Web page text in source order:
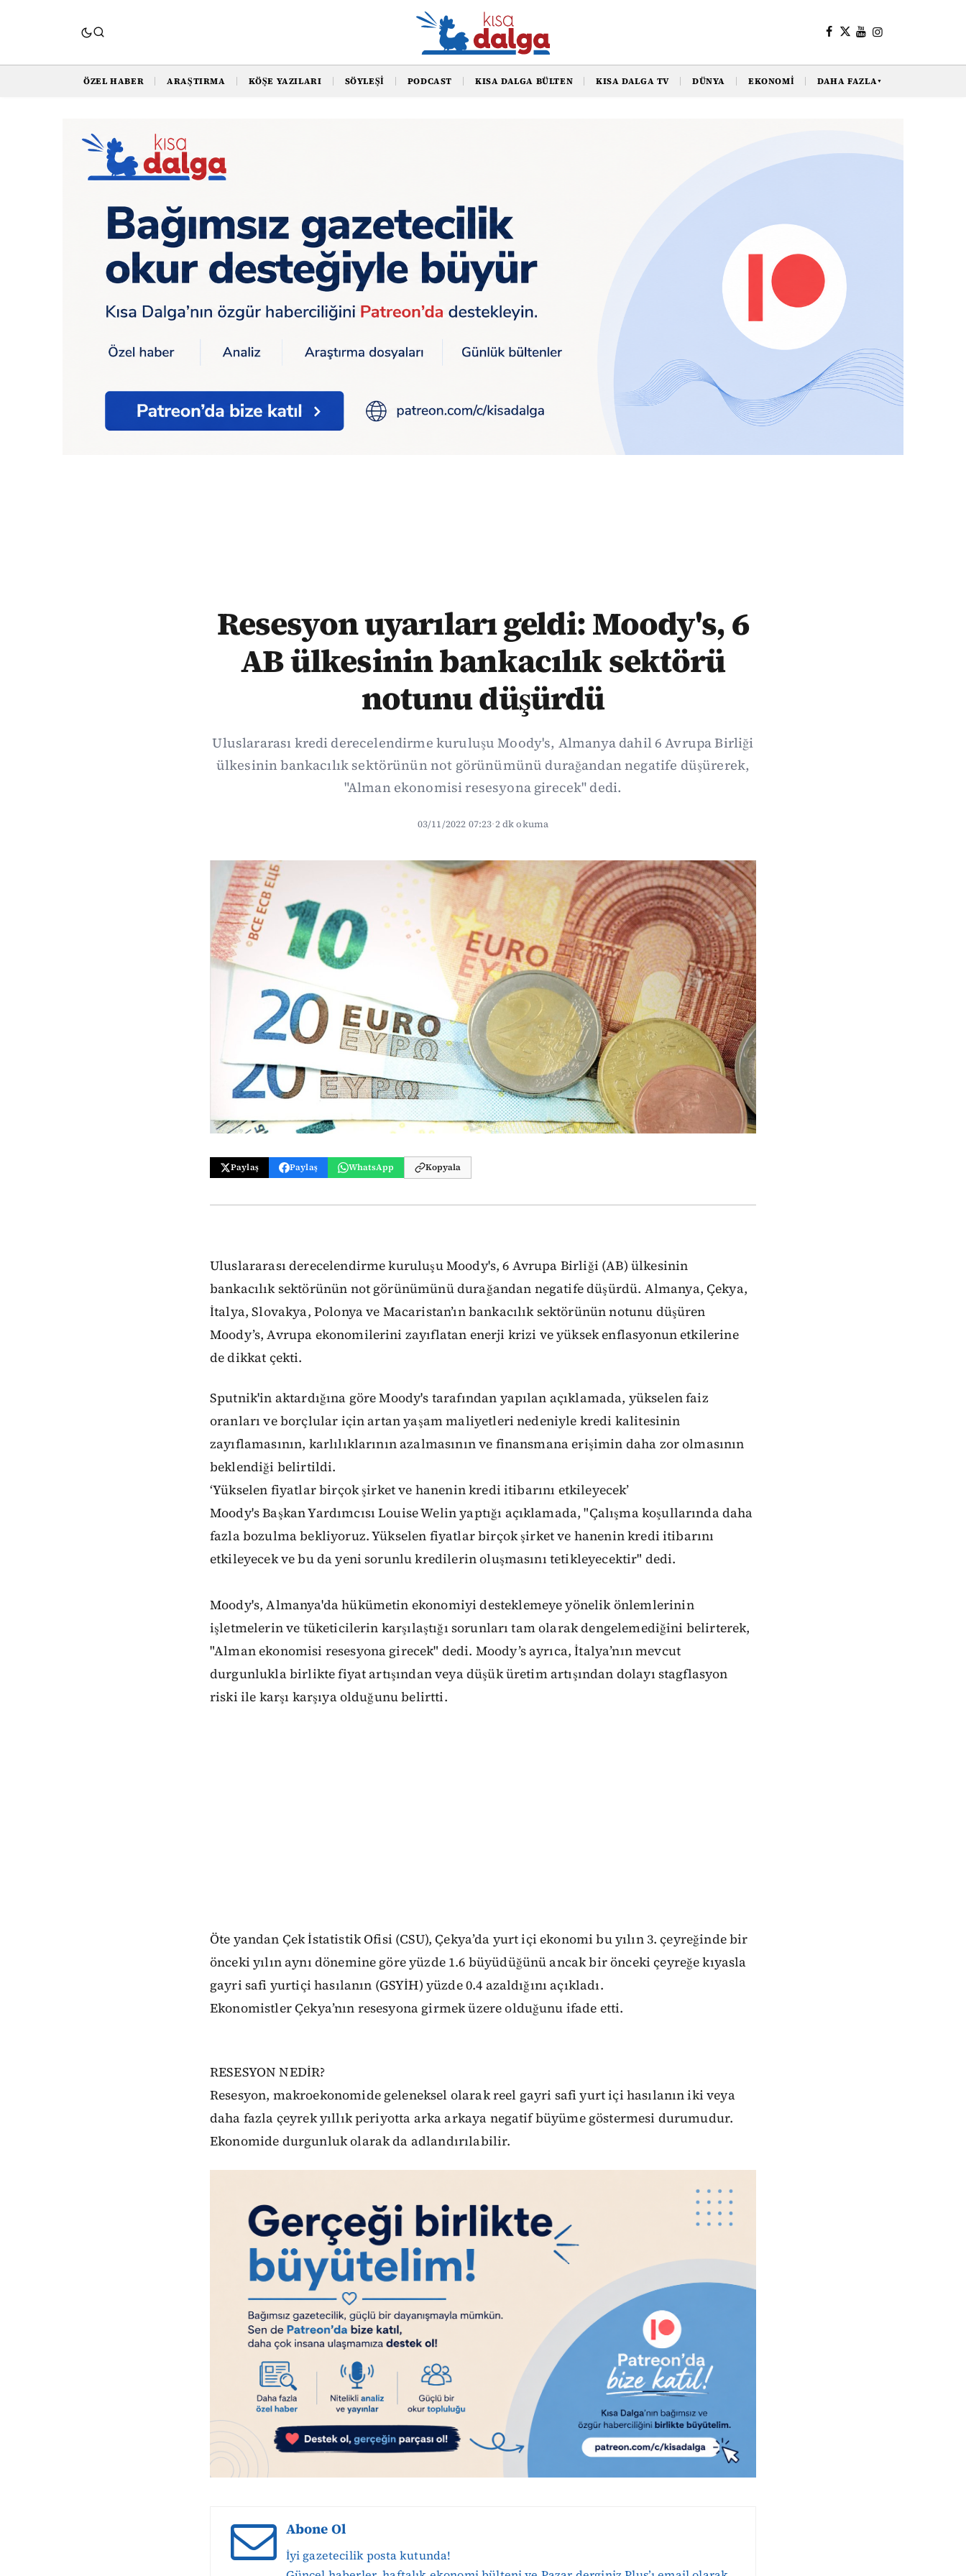
ÖZEL HABER ARAŞTIRMA KÖŞE YAZILARI SÖYLEŞI PODCAST KISA DALGA BÜLTEN KISA DALGA TV DÜNYA EKONOMI DAHA FAZLA▼
Resesyon uyarıları geldi: Moody's, 6 AB ülkesinin bankacılık sektörü notunu düşürdü
Resesyon uyarıları geldi: Moody's, 6
AB ülkesinin bankacılık sektörü
notunu düşürdü
Uluslararası kredi derecelendirme kuruluşu Moody's, Almanya dahil 6 Avrupa Birliği
ülkesinin bankacılık sektörünün not görünümünü durağandan negatife düşürerek,
"Alman ekonomisi resesyona girecek" dedi.
03/11/2022 07:23·2 dk okuma
Paylaş Paylaş WhatsApp Kopyala
Uluslararası derecelendirme kuruluşu Moody's, 6 Avrupa Birliği (AB) ülkesinin
bankacılık sektörünün not görünümünü durağandan negatife düşürdü. Almanya, Çekya,
İtalya, Slovakya, Polonya ve Macaristan’ın bankacılık sektörünün notunu düşüren
Moody’s, Avrupa ekonomilerini zayıflatan enerji krizi ve yüksek enflasyonun etkilerine
de dikkat çekti.
Sputnik'in aktardığına göre Moody's tarafından yapılan açıklamada, yükselen faiz
oranları ve borçlular için artan yaşam maliyetleri nedeniyle kredi kalitesinin
zayıflamasının, karlılıklarının azalmasının ve finansmana erişimin daha zor olmasının
beklendiği belirtildi.
‘Yükselen fiyatlar birçok şirket ve hanenin kredi itibarını etkileyecek’
Moody's Başkan Yardımcısı Louise Welin yaptığı açıklamada, "Çalışma koşullarında daha
fazla bozulma bekliyoruz. Yükselen fiyatlar birçok şirket ve hanenin kredi itibarını
etkileyecek ve bu da yeni sorunlu kredilerin oluşmasını tetikleyecektir" dedi.
Moody's, Almanya'da hükümetin ekonomiyi desteklemeye yönelik önlemlerinin
işletmelerin ve tüketicilerin karşılaştığı sorunları tam olarak dengelemediğini belirterek,
"Alman ekonomisi resesyona girecek" dedi. Moody’s ayrıca, İtalya’nın mevcut
durgunlukla birlikte fiyat artışından veya düşük üretim artışından dolayı stagflasyon
riski ile karşı karşıya olduğunu belirtti.
Öte yandan Çek İstatistik Ofisi (CSU), Çekya’da yurt içi ekonomi bu yılın 3. çeyreğinde bir
önceki yılın aynı dönemine göre yüzde 1.6 büyüdüğünü ancak bir önceki çeyreğe kıyasla
gayri safi yurtiçi hasılanın (GSYİH) yüzde 0.4 azaldığını açıkladı.
Ekonomistler Çekya’nın resesyona girmek üzere olduğunu ifade etti.
RESESYON NEDİR?
Resesyon, makroekonomide geleneksel olarak reel gayri safi yurt içi hasılanın iki veya
daha fazla çeyrek yıllık periyotta arka arkaya negatif büyüme göstermesi durumudur.
Ekonomide durgunluk olarak da adlandırılabilir.
Abone Ol
İyi gazetecilik posta kutunda!